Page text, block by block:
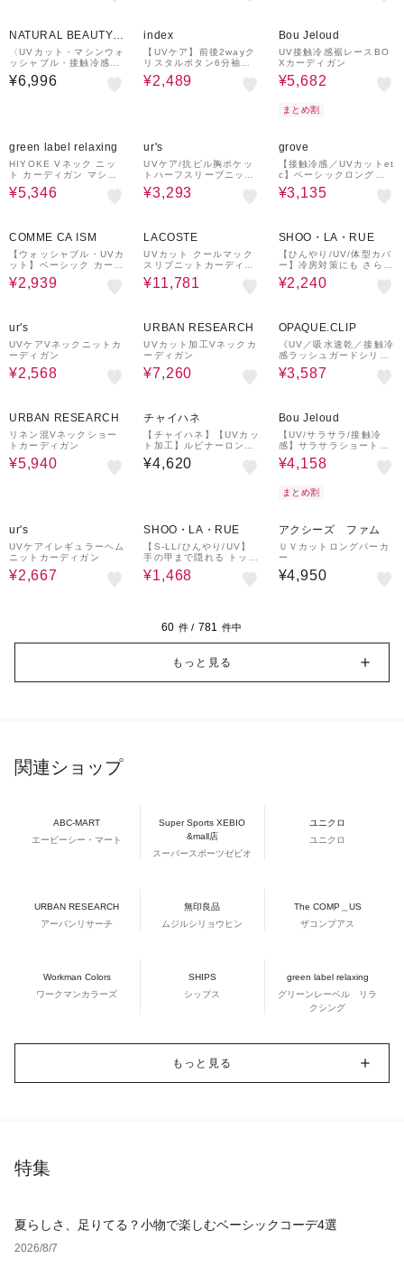
NATURAL BEAUTY B
ASIC
〈UVカット・マシンウォ
ッシャブル・接触冷感〉
ドルマンボレロカーディ
ガン
¥6,996
index
【UVケア】前後2wayク
リスタルボタン6分袖カ
ーディガン《洗濯機OK
／抗ピリング》
¥2,489
Bou Jeloud
UV接触冷感裾レースBO
Xカーディガン
¥5,682
まとめ割
green label relaxing
HIYOKE Vネック ニッ
ト カーディガン マシン
ウォッシャブル 接触冷感
UVカット 遮熱
¥5,346
ur's
UVケア/抗ピル胸ポケッ
トハーフスリーブニット
カーディガン
¥3,293
grove
【接触冷感／UVカットet
c】ベーシックロングカ
ーディガン
¥3,135
COMME CA ISM
【ウォッシャブル・UVカ
ット】ベーシック カーデ
ィガン
¥2,939
LACOSTE
UVカット クールマック
スリブニットカーディガ
ン
¥11,781
SHOO・LA・RUE
【ひんやり/UV/体型カバ
ー】冷房対策にも さらと
ろ 5分袖ドルマンカーデ
ィガン
¥2,240
ur's
UVケアVネックニットカ
ーディガン
¥2,568
URBAN RESEARCH
UVカット加工Vネックカ
ーディガン
¥7,260
OPAQUE.CLIP
《UV／吸水速乾／接触冷
感ラッシュガードシリー
ズ》スナップボタンクル
ーカーディガン【洗濯機
¥3,587
URBAN RESEARCH
リネン混Vネックショー
トカーディガン
¥5,940
チャイハネ
【チャイハネ】【UVカッ
ト加工】ルビナーロング
カーディガン
¥4,620
Bou Jeloud
【UV/サラサラ/接触冷
感】サラサラショート丈
ドルマンカーディガン
¥4,158
まとめ割
ur's
UVケアイレギュラーヘム
ニットカーディガン
¥2,667
SHOO・LA・RUE
【S-LL/ひんやり/UV】
手の甲まで隠れる トッパ
ーカーディガン
¥1,468
アクシーズ ファム
ＵＶカットロングパーカ
ー
¥4,950
60 件 / 781 件中
もっと見る
関連ショップ
ABC-MART
エービーシー・マート
Super Sports XEBIO
&mall店
スーパースポーツゼビオ
ユニクロ
ユニクロ
URBAN RESEARCH
アーバンリサーチ
無印良品
ムジルシリョウヒン
The COMP＿US
ザコンプアス
Workman Colors
ワークマンカラーズ
SHIPS
シップス
green label relaxing
グリーンレーベル リラ
クシング
もっと見る
特集
夏らしさ、足りてる？小物で楽しむベーシックコーデ4選
2026/8/7